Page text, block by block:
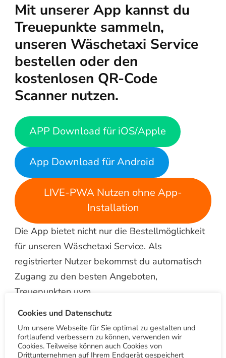
Mit unserer App kannst du
Treuepunkte sammeln,
unseren Wäschetaxi Service
bestellen oder den
kostenlosen QR-Code
Scanner nutzen.
APP Download für iOS/Apple
App Download für Android
LIVE-PWA Nutzen ohne App-
Installation
Die App bietet nicht nur die Bestellmöglichkeit
für unseren Wäschetaxi Service. Als
registrierter Nutzer bekommst du automatisch
Zugang zu den besten Angeboten,
Treuepunkten uvm.
Ein € 10 Gutschein als Willkommensgeschenk
bekommst du automatisch von uns nach dem
du dich registriert hast. Zu den weiteren
Cookies und Datenschutz
Um unsere Webseite für Sie optimal zu gestalten und
fortlaufend verbessern zu können, verwenden wir
Cookies. Teilweise können auch Cookies von
Drittunternehmen auf Ihrem Endgerät gespeichert